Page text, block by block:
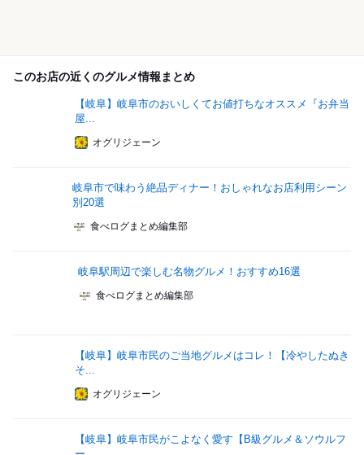
このお店の近くのグルメ情報まとめ
【岐阜】岐阜市のおいしくてお値打ちなオススメ『お弁当
屋...
オグリジェーン
岐阜市で味わう絶品ディナー！おしゃれなお店利用シーン
別20選
食べログまとめ編集部
岐阜駅周辺で楽しむ名物グルメ！おすすめ16選
食べログまとめ編集部
【岐阜】岐阜市民のご当地グルメはコレ！【冷やしたぬき
そ...
オグリジェーン
【岐阜】岐阜市民がこよなく愛す【B級グルメ＆ソウルフ